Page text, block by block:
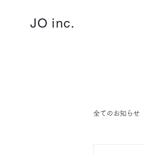
JO inc.
全てのお知らせ